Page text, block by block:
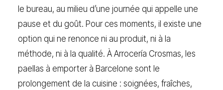
le bureau, au milieu d’une journée qui appelle une
pause et du goût. Pour ces moments, il existe une
option qui ne renonce ni au produit, ni à la
méthode, ni à la qualité. À Arrocería Crosmas, les
paellas à emporter à Barcelone sont le
prolongement de la cuisine : soignées, fraîches,